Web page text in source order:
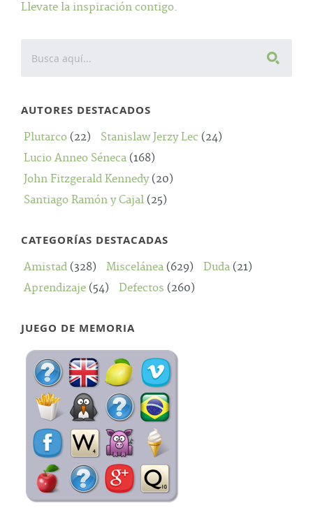
Llevate la inspiración contigo.
AUTORES DESTACADOS
Plutarco (22) Stanislaw Jerzy Lec (24)
Lucio Anneo Séneca (168)
John Fitzgerald Kennedy(20)
Santiago Ramón y Cajal (25)
CATEGORÍAS DESTACADAS
Amistad (328) Miscelánea (629) Duda (21)
Aprendizaje (54) Defectos (260)
JUEGO DE MEMORIA